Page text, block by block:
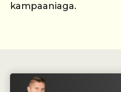
kampaaniaga.